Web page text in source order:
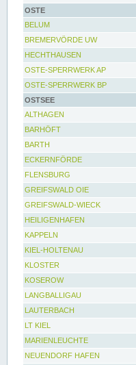
OSTE
BELUM
BREMERVÖRDE UW
HECHTHAUSEN
OSTE-SPERRWERK AP
OSTE-SPERRWERK BP
OSTSEE
ALTHAGEN
BARHÖFT
BARTH
ECKERNFÖRDE
FLENSBURG
GREIFSWALD OIE
GREIFSWALD-WIECK
HEILIGENHAFEN
KAPPELN
KIEL-HOLTENAU
KLOSTER
KOSEROW
LANGBALLIGAU
LAUTERBACH
LT KIEL
MARIENLEUCHTE
NEUENDORF HAFEN